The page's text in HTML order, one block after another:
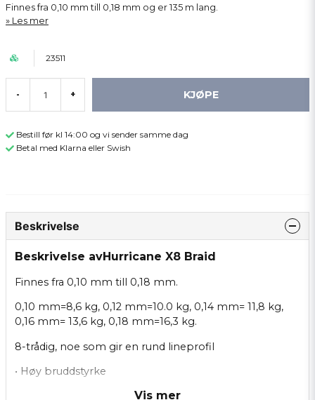
Finnes fra 0,10 mm till 0,18 mm og er 135 m lang.
Les mer
23511
- + KJØPE
Bestill før kl 14:00 og vi sender samme dag
Betal med Klarna eller Swish
Beskrivelse
Beskrivelse avHurricane X8 Braid
Finnes fra 0,10 mm till 0,18 mm.
0,10 mm=8,6 kg, 0,12 mm=10.0 kg, 0,14 mm= 11,8 kg,
0,16 mm= 13,6 kg, 0,18 mm=16,3 kg.
8-trådig, noe som gir en rund lineprofil
• Høy bruddstyrke
Vis mer